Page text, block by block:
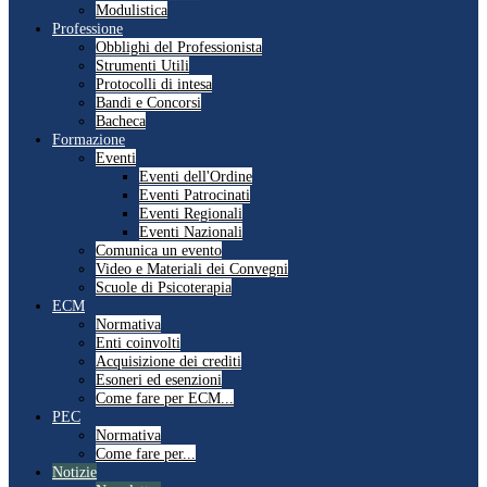
Modulistica
Professione
Obblighi del Professionista
Strumenti Utili
Protocolli di intesa
Bandi e Concorsi
Bacheca
Formazione
Eventi
Eventi dell'Ordine
Eventi Patrocinati
Eventi Regionali
Eventi Nazionali
Comunica un evento
Video e Materiali dei Convegni
Scuole di Psicoterapia
ECM
Normativa
Enti coinvolti
Acquisizione dei crediti
Esoneri ed esenzioni
Come fare per ECM...
PEC
Normativa
Come fare per...
Notizie